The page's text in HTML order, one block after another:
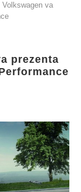
Volkswagen va
prezenta